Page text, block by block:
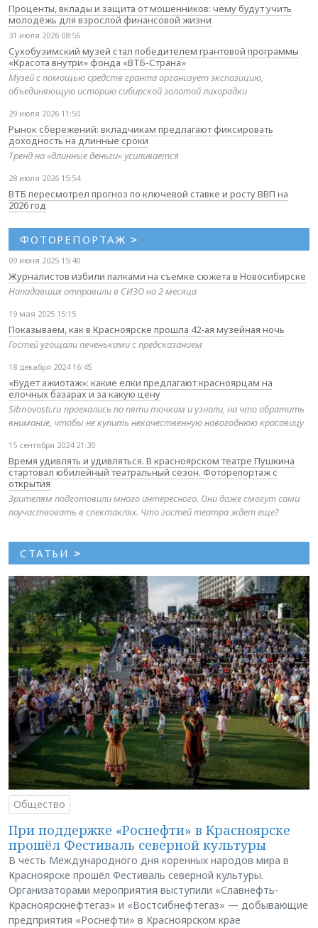
Проценты, вклады и защита от мошенников: чему будут учить
молодёжь для взрослой финансовой жизни
31 июля 2026 08:56
Сухобузимский музей стал победителем грантовой программы
«Красота внутри» фонда «ВТБ-Страна»
Музей с помощью средств гранта организует экспозицию,
объединяющую историю сибирской золотой лихорадки
29 июля 2026 11:50
Рынок сбережений: вкладчикам предлагают фиксировать
доходность на длинные сроки
Тренд на «длинные деньги» усиливается
28 июля 2026 15:54
ВТБ пересмотрел прогноз по ключевой ставке и росту ВВП на
2026 год
ФОТОРЕПОРТАЖ >
09 июня 2025 15:40
Журналистов избили палками на съемке сюжета в Новосибирске
Нападавших отправили в СИЗО на 2 месяца
19 мая 2025 15:15
Показываем, как в Красноярске прошла 42-ая музейная ночь
Гостей угощали печеньками с предсказанием
18 декабря 2024 16:45
«Будет ажиотаж»: какие елки предлагают красноярцам на
елочных базарах и за какую цену
Sibnovosti.ru проехались по пяти точкам и узнали, на что обратить
внимание, чтобы не купить некачественную новогоднюю красавицу
15 сентября 2024 21:30
Время удивлять и удивляться. В красноярском театре Пушкина
стартовал юбилейный театральный сезон. Фоторепортаж с
открытия
Зрителям подготовили много интересного. Они даже смогут сами
поучаствовать в спектаклях. Что гостей театра ждет еще?
СТАТЬИ >
Общество
При поддержке «Роснефти» в Красноярске
прошёл Фестиваль северной культуры
В честь Международного дня коренных народов мира в
Красноярске прошёл Фестиваль северной культуры.
Организаторами мероприятия выступили «Славнефть-
Красноярскнефтегаз» и «Востсибнефтегаз» — добывающие
предприятия «Роснефти» в Красноярском крае